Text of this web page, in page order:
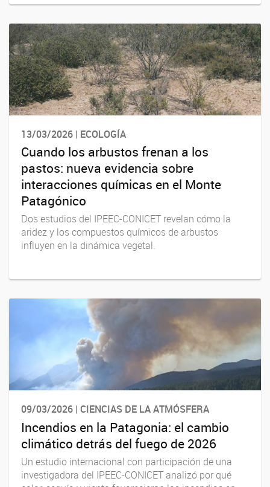
13/03/2026 | ECOLOGÍA
Cuando los arbustos frenan a los
pastos: nueva evidencia sobre
interacciones químicas en el Monte
Patagónico
Dos estudios del IPEEC-CONICET revelan cómo la
aridez y los compuestos químicos de arbustos
influyen en la dinámica vegetal.
09/03/2026 | CIENCIAS DE LA ATMÓSFERA
Incendios en la Patagonia: el cambio
climático detrás del fuego de 2026
Un estudio internacional con participación de una
investigadora del IPEEC-CONICET analizó por qué